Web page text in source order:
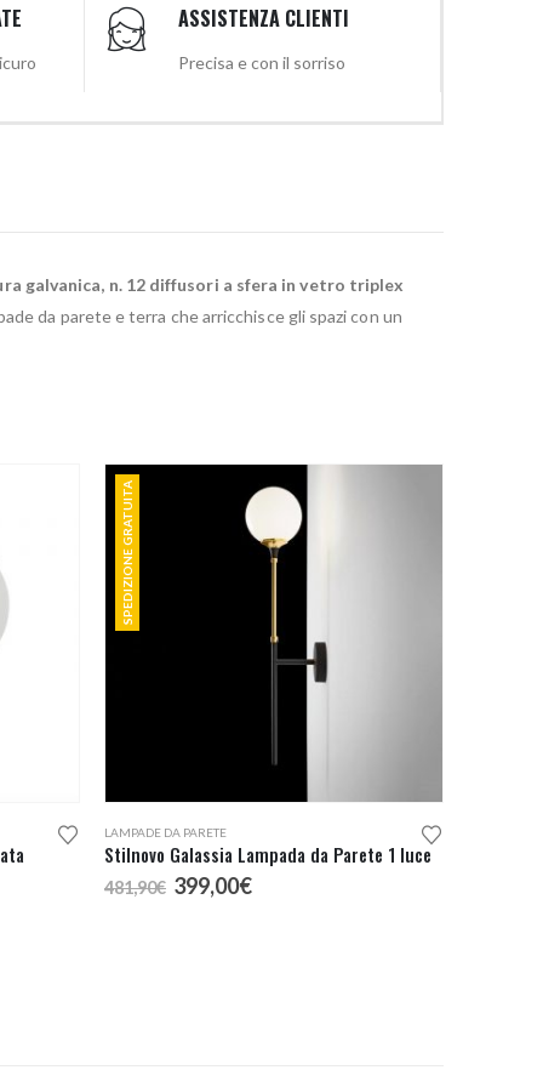
ASSISTENZA CLIENTI
Precisa e con il sorriso
galvanica, n. 12 diffusori a sfera in vetro triplex
da parete e terra che arricchisce gli spazi con un
SPEDIZIONE GRATUITA
LAMPADE DA PARETE
Stilnovo Galassia Lampada da Parete 1 luce
481,90€ Il
prezzo
399,00€Il